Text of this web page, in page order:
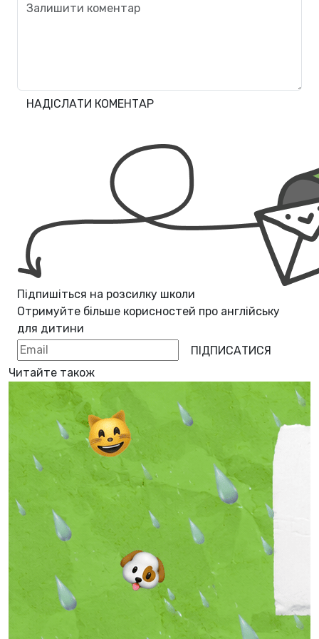
НАДІСЛАТИ КОМЕНТАР
Підпишіться на розсилку школи
Отримуйте більше корисностей про англійську
для дитини
ПІДПИСАТИСЯ
Читайте також